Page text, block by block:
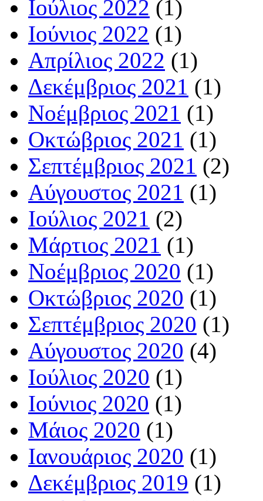
Ιούλιος 2022 (1)
Ιούνιος 2022 (1)
Απρίλιος 2022 (1)
Δεκέμβριος 2021 (1)
Νοέμβριος 2021 (1)
Οκτώβριος 2021 (1)
Σεπτέμβριος 2021 (2)
Αύγουστος 2021 (1)
Ιούλιος 2021 (2)
Μάρτιος 2021 (1)
Νοέμβριος 2020 (1)
Οκτώβριος 2020 (1)
Σεπτέμβριος 2020 (1)
Αύγουστος 2020 (4)
Ιούλιος 2020 (1)
Ιούνιος 2020 (1)
Μάιος 2020 (1)
Ιανουάριος 2020 (1)
Δεκέμβριος 2019 (1)